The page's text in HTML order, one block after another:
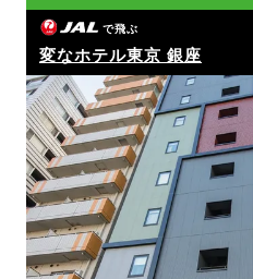
で飛ぶ
変なホテル東京 銀座